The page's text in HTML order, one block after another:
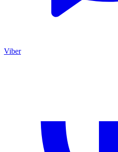
Viber